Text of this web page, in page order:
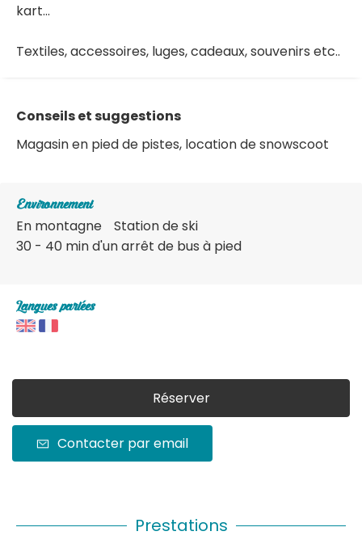
kart...
Textiles, accessoires, luges, cadeaux, souvenirs etc..
Conseils et suggestions
Magasin en pied de pistes, location de snowscoot
Environnement
En montagne
Station de ski
30 - 40 min d'un arrêt de bus à pied
Langues parlées
Réserver
Contacter par email
Prestations